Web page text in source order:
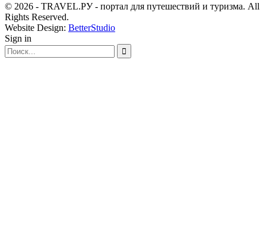
© 2026 - TRAVEL.РУ - портал для путешествий и туризма. All
Rights Reserved.
Website Design: BetterStudio
Sign in